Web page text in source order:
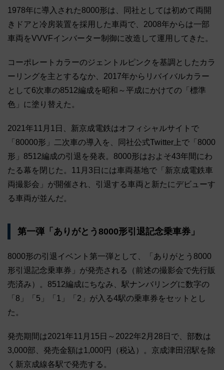
1978年に導入された8000形は、同社としては初めて両開
きドアと冷房装置を採用した車両で、2008年からは一部
車両をVVVFインバーター制御に改造して運用してきた。
コーポレートカラーのジェントルピンクを基調としたカラ
ーリングを主とするなか、2017年からリバイバルカラー
として6次車の8512編成を昭和～平成にかけての「標準
色」に塗り替えた。
2021年11月1日、新京成電鉄はオフィシャルサイトで
「80000形」二次車の導入を、同社公式Twitter上で「8000
形」8512編成の引退を発表。8000形はおよそ43年間にわ
たる幕を閉じた。11月3日には車両基地で「新京成電鉄車
両撮影会」が開催され、引退する車両と新たにデビューす
る車両が並んだ。
第一弾「ありがとう8000形引退記念乗車券」
8000形の引退イベント第一弾として、「ありがとう8000
形引退記念乗車券」が発売される（前述の撮影会で先行販
売済み）。8512編成にちなみ、駅ナンバリングに数字の
「8」「5」「1」「2」が入る4駅の乗車券をセットとし
た。
発売期間は2021年11月15日～2022年2月28日で、部数は
3,000部、発売金額は1,000円（税込）。京成津田沼駅を除
く新京成線各駅で発売する。